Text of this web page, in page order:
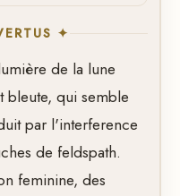
✦
de la lune
bleute, qui semble
par l'interference
de feldspath.
feminine, des